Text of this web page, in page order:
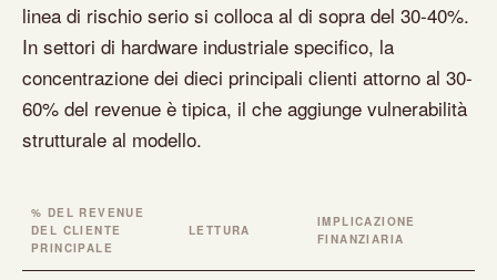
linea di rischio serio si colloca al di sopra del 30-40%.
In settori di hardware industriale specifico, la
concentrazione dei dieci principali clienti attorno al 30-
60% del revenue è tipica, il che aggiunge vulnerabilità
strutturale al modello.
% DEL REVENUE
DEL CLIENTE
PRINCIPALE
LETTURA
IMPLICAZIONE
FINANZIARIA